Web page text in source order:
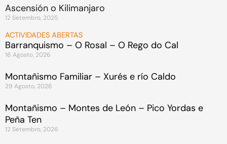
Ascensión o Kilimanjaro
12 Setembro, 2025
ACTIVIDADES ABERTAS
Barranquismo – O Rosal – O Rego do Cal
16 Agosto, 2026
Montañismo Familiar – Xurés e río Caldo
29 Agosto, 2026
Montañismo – Montes de León – Pico Yordas e
Peña Ten
12 Setembro, 2026